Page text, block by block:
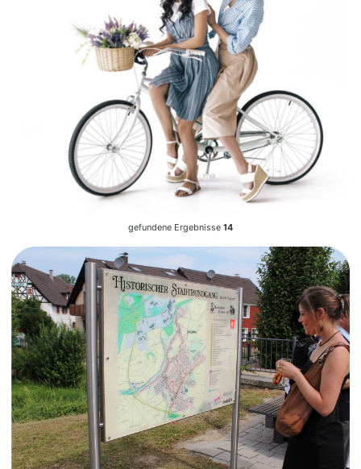
gefundene Ergebnisse 14